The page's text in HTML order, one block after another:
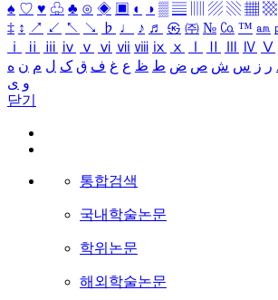
♠ ♡ ♥ ♧ ♣ ⊙ ◈ ▣ ◐ ◑ ▒ ▤ ▨ ▧ ▦ ▩
‡ ↕ ↗ ↙ ↖ ↘ ♭ ♩ ♪ ♬ ㉿ ㈜ № ㏇ ™ ㏂
ⅰ
ⅱ ⅲ ⅳ ⅴ ⅵ ⅶ ⅷ ⅸ ⅹ Ⅳ Ⅴ
ر ز س ش ص ض ط ظ ع غ ف ق ک ل م ن ه
و ی
닫기
통합검색
국내학술논문
학위논문
해외학술논문